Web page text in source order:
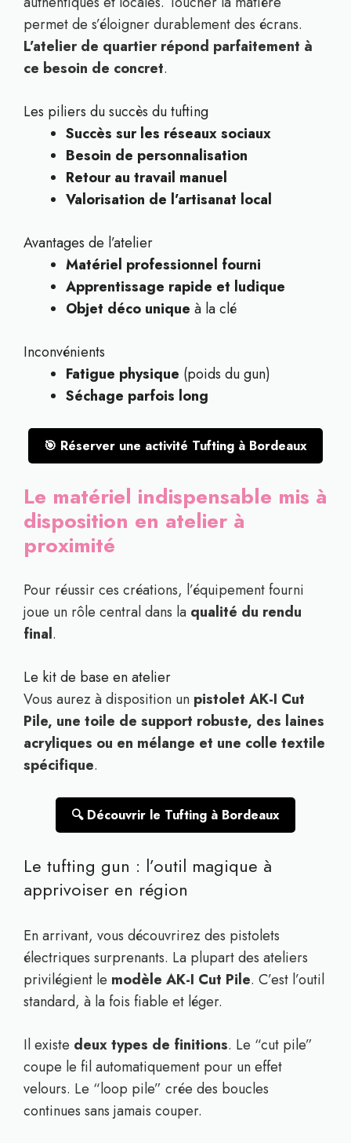
permet de s’éloigner durablement des écrans.
L’atelier de quartier répond parfaitement à
ce besoin de concret.
Les piliers du succès du tufting
Succès sur les réseaux sociaux
Besoin de personnalisation
Retour au travail manuel
Valorisation de l’artisanat local
Avantages de l’atelier
Matériel professionnel fourni
Apprentissage rapide et ludique
Objet déco unique à la clé
Inconvénients
Fatigue physique (poids du gun)
Séchage parfois long
🎯 Réserver une activité Tufting à Bordeaux
Le matériel indispensable mis à
disposition en atelier à
proximité
Pour réussir ces créations, l’équipement fourni
joue un rôle central dans la qualité du rendu
final.
Le kit de base en atelier
Vous aurez à disposition un pistolet AK-I Cut
Pile, une toile de support robuste, des laines
acryliques ou en mélange et une colle textile
spécifique.
🔍 Découvrir le Tufting à Bordeaux
Le tufting gun : l’outil magique à
apprivoiser en région
En arrivant, vous découvrirez des pistolets
électriques surprenants. La plupart des ateliers
privilégient le modèle AK-I Cut Pile. C’est l’outil
standard, à la fois fiable et léger.
Il existe deux types de finitions. Le “cut pile”
coupe le fil automatiquement pour un effet
velours. Le “loop pile” crée des boucles
continues sans jamais couper.